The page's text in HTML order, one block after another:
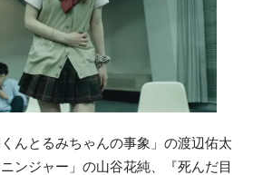
んとるみちゃんの事象」の渡辺佑太
ンジャー」の山谷花純、『死んだ目